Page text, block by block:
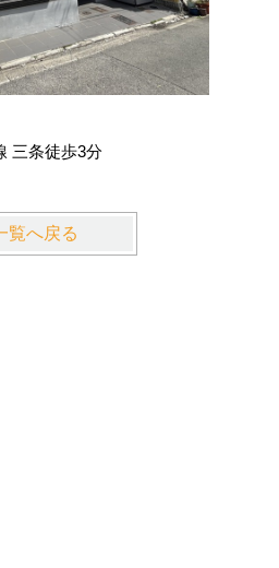
三条徒歩3分
覧へ戻る